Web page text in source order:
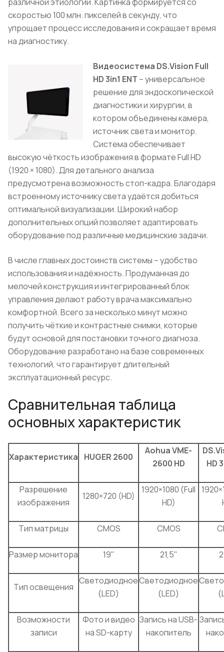
различной этиологии. Картинка формируется со
скоростью 100 млн. пикселей в секунду, что
упрощает процесс исследования и сокращает время
на диагностику.
Видеосистема DS.Vision Full
HD 3in1 ENT – универсальное
решение для эндоскопической
диагностики и хирургии, в
котором объединены камера,
источник света и монитор.
Система обеспечивает
высокую чёткость изображения в формате Full HD
(1920 × 1080). Для детального анализа
предусмотрена возможность стоп-кадра. Благодаря
встроенному источнику света удаётся добиться
оптимальной визуализации. Широкий набор
дополнительных опций позволяет адаптировать
оборудование под различные медицинские задачи.
В числе главных достоинств системы – удобство
использования и надёжность. Продуманная до
мелочей конструкция и интегрированный блок
управления делают работу врача максимально
комфортной. Всего за несколько минут можно
получить чёткие и контрастные снимки, которые
будут основой для постановки точного диагноза.
Оборудование разработано на базе современных
технологий, что гарантирует длительный
эксплуатационный ресурс.
Сравнительная таблица
основных характеристик
Характеристика HUGER 2600
Aohua VME-
2600 HD
HD
Разрешение
изображения
1280×720 (HD)
1920×1080 (Full
HD)
Тип матрицы CMOS CMOS
Размер монитора 19" 21,5"
Тип освещения
Светодиодное
(LED)
Светодиодное
(LED)
Возможности
записи
Фото и видео
на SD-карту
Запись на USB-
накопитель